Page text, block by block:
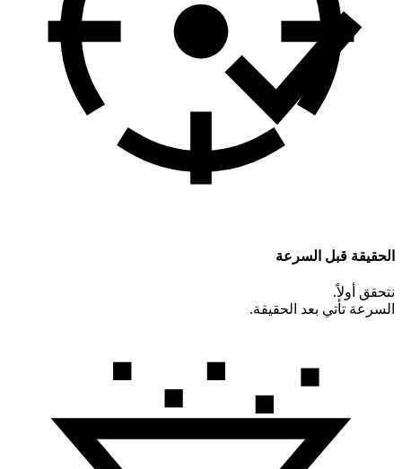
الحقيقة قبل السرعة
نتحقق أولاً.
السرعة تأتي بعد الحقيقة.